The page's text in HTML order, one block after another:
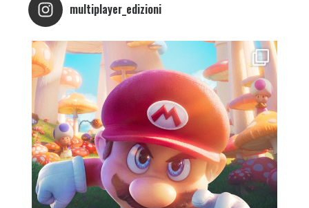
multiplayer_edizioni